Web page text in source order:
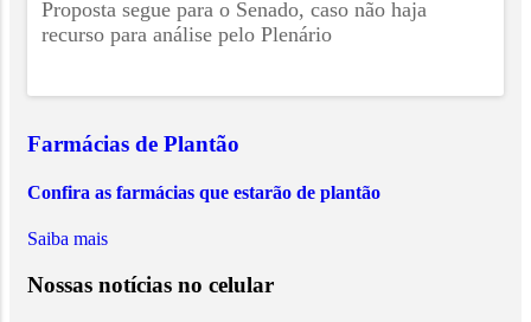
Proposta segue para o Senado, caso não haja
recurso para análise pelo Plenário
Farmácias de Plantão
Confira as farmácias que estarão de plantão
Saiba mais
Nossas notícias no celular